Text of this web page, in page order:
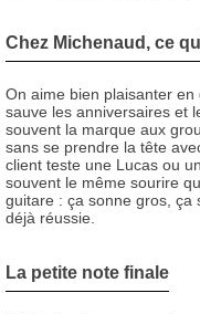
Chez Michenaud, ce
On aime bien plaisanter en
sauve les anniversaires et
souvent la marque aux
sans se prendre la tête
client teste une Lucas ou
souvent le même sourire
guitare : ça sonne gros, ça
déjà réussie.
La petite note finale